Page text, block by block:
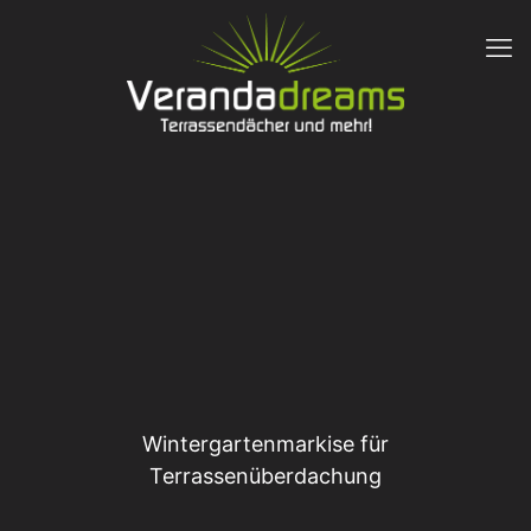
Wintergartenmarkise für
Terrassenüberdachung